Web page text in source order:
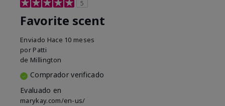
5
Favorite scent
Enviado Hace 10 meses
por Patti
de Millington
Comprador verificado
Evaluado en
marykay.com/en-us/